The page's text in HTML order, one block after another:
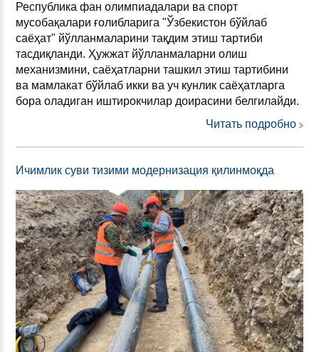
Республика фан олимпиадалари ва спорт
мусобақалари ғолибларига "Ўзбекистон бўйлаб
саёҳат" йўлланмаларини тақдим этиш тартиби
тасдиқланди. Ҳужжат йўлланмаларни олиш
механизмини, саёҳатларни ташкил этиш тартибини
ва мамлакат бўйлаб икки ва уч кунлик саёҳатларга
бора оладиган иштирокчилар доирасини белгилайди.
Читать подробно
Ичимлик суви тизими модернизация қилинмоқда